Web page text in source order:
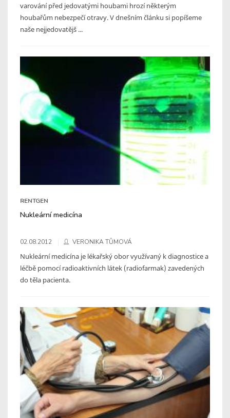
varování před jedovatými houbami hrozí některým
houbařům nebezpečí otravy. V dnešním článku si popíšeme
naše nejjedovatějš ...
RENTGEN
Nukleární medicína
02.08.2012 VERONIKA TŮMOVÁ
Nukleární medicína je lékařský obor využívaný k diagnostice a
léčbě pomocí radioaktivních látek (radiofarmak) zavedených
do těla pacienta.